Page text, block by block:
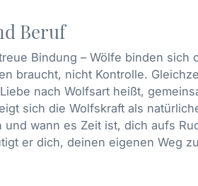
Beruf
Bindung – Wölfe binden sich
braucht, nicht Kontrolle.
nach Wolfsart heißt,
sich die Wolfskraft als
wann es Zeit ist, dich aufs
er dich, deinen eigenen Weg